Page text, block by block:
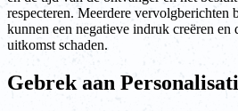
respecteren. Meerdere vervolgberichten
kunnen een negatieve indruk creëren en
uitkomst schaden.
Gebrek aan